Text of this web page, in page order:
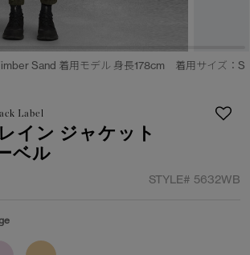
ル
サリー
ション
ル
サリー
ション
Sand 着用モデル 身長178cm 着用サイズ：S
Label
イン ジャケット
ベル
STYLE# 5632WB